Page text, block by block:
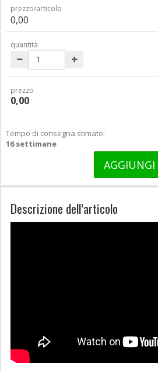
prezzo/articolo
0,00
quantità
prezzo
0,00
Tempo di consegna stimato:
16 settimane
AGGIUNGI
Descrizione dell’articolo